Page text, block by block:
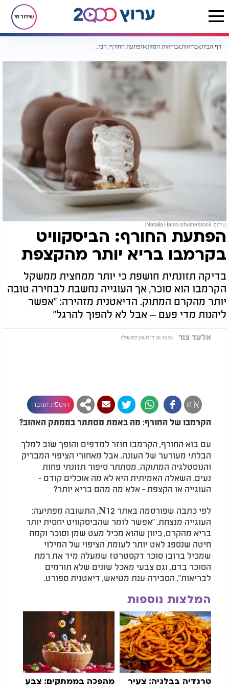
שידור חי
דף הבית בריאות בריאות המזון הפתעת החורף: הביסקוויט בקרמבו בריא יותר מהקצפת
(צילום: Natalia Hanin/shutterstock)
הפתעת החורף: הביסקוויט
בקרמבו בריא יותר מהקצפת
בדיקה תזונתית חושפת כי יותר ממחצית ממשקל
הקרמבו הוא סוכר, אך העוגייה נחשבת לבחירה טובה
יותר מהקרם המתוק. הדיאטנית מזהירה: "אפשר
ליהנות מדי פעם – אבל לא להפוך להרגל"
אלעד צור 26.10.25 ד' חשון התשפ"ו
א א הוספת תגובה
הקרמבו של החורף: מה באמת מסתתר בממתק האהוב?
עם בוא החורף, הקרמבו חוזר למדפים והופך שוב למלך
הבלתי מעורער של העונה. אבל מאחורי הציפוי המבריק
והנוסטלגיה המתוקה, מסתתר סיפור תזונתי פחות
נעים. השאלה האמיתית היא לא מה אוכלים קודם -
העוגייה או הקצפת - אלא מה מהם בריא יותר?
לפי כתבה שפורסמה באתר N12, התשובה מפתיעה:
העוגייה מנצחת. "אפשר לומר שהביסקוויט יחסית יותר
בריא מהקרם, כיוון שהוא מכיל מעט שמן וסוכר וקמח
חיטה שנספג לאט יותר לעומת הציפוי של המילוי
שמכיל ברובו סוכר דקסטרטז שמעלה מיד את רמת
הסוכר בדם, וגם צבעי מאכל שונים שלא תורמים
לבריאות", הסבירה ענת מטיאש, דיאטנית ספורט.
המלצות נוספות
טרגדיה בבלגיה: צעיר
מהפכה בממתקים: צבע